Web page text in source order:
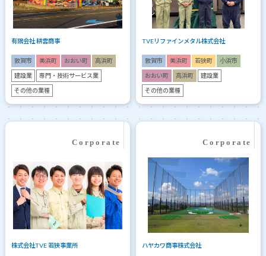
有限会社 耕雲商事
敦賀市 美浜町 おおい町 高浜町
建設業 専門・技術サービス業
その他の業種
TVEリファインメタル株式会社
敦賀市 美浜町 若狭町 小浜市
おおい町 高浜町 建設業
その他の業種
株式会社TVE 若狭事業所 ハヤカワ商事株式会社